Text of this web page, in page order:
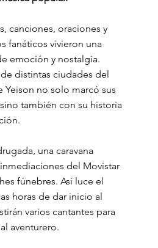
canciones, oraciones y
fanáticos vivieron una
emoción y nostalgia.
distintas ciudades del
Yeison no solo marcó sus
también con su historia
una caravana
del Movistar
fúnebres. Así luce el
horas de dar inicio al
varios cantantes para
aventurero.